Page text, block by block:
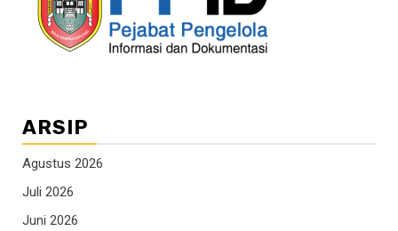
ARSIP
Agustus 2026
Juli 2026
Juni 2026